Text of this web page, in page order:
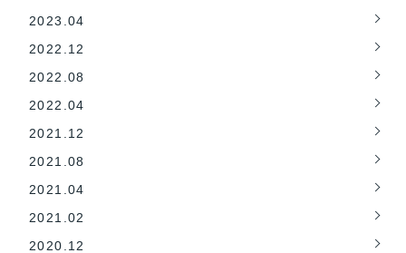
2023.04
2022.12
2022.08
2022.04
2021.12
2021.08
2021.04
2021.02
2020.12